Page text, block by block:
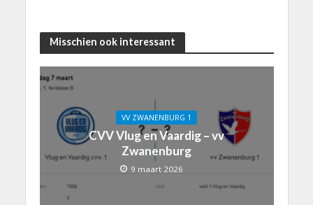
Misschien ook interessant
VV ZWANENBURG 1
CVV Vlug en Vaardig – vv
Zwanenburg
9 maart 2026